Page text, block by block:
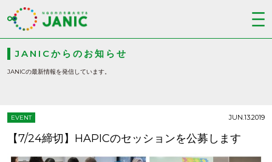
JANICからのお知らせ
JANICの最新情報を発信しています。
EVENT
【7/24締切】HAPICのセッションを公募します
JUN.13.2019